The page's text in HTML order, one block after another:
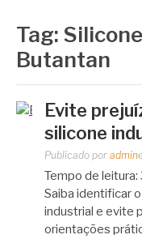
Tag:
Butantan
Evite
silicone
Publicado por admin
Tempo de leitura:
Saiba identificar
industrial e evite
orientações